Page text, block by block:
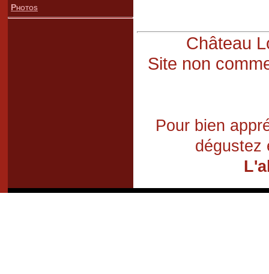
Photos
Château
Site non
Pour bien
dégustez